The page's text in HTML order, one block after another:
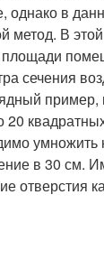
однако в
метод. В
сечения
пример,
20
умножить
в 30 см.
отверстия